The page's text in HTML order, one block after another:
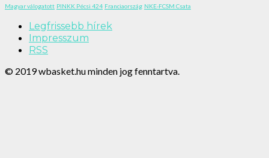
Magyar válogatott PINKK Pécsi 424 Franciaország NKE-FCSM Csata
Legfrissebb hírek
Impresszum
RSS
© 2019 wbasket.hu minden jog fenntartva.